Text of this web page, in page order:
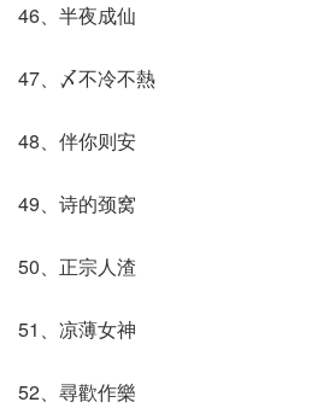
46、半夜成仙
47、〆不冷不熱
48、伴你则安
49、诗的颈窝
50、正宗人渣
51、凉薄女神
52、尋歡作樂